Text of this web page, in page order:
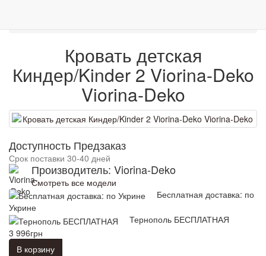
Кровать детская
Киндер/Kinder 2 Viorina-Deko
Viorina-Deko
Доступность Предзаказ
Срок поставки 30-40 дней
Производитель: Viorina-Deko
Смотреть все модели
Бесплатная доставка: по
Укрине
Тернополь БЕСПЛАТНАЯ
3 996грн
В корзину